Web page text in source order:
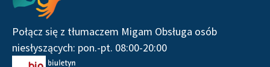
Połącz się z tłumaczem Migam Obsługa osób
niesłyszących: pon.-pt. 08:00-20:00